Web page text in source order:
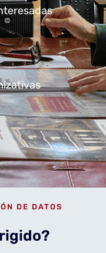
DE DATOS